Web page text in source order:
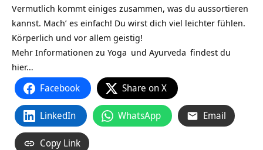
Vermutlich kommt einiges zusammen, was du aussortieren
kannst. Mach’ es einfach! Du wirst dich viel leichter fühlen.
Körperlich und vor allem geistig!
Mehr Informationen zu Yoga und Ayurveda findest du
hier…
Facebook Share on X
LinkedIn WhatsApp Email
Copy Link